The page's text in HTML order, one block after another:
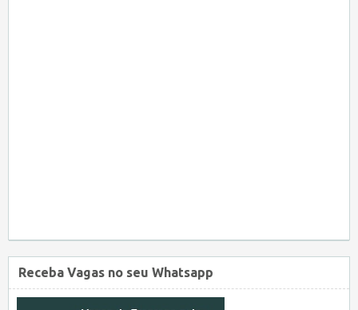
Receba Vagas no seu Whatsapp